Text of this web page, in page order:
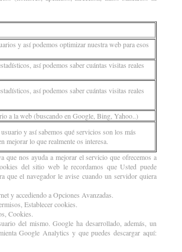
y así podemos optimizar nuestra web para esos
así podemos saber cuántas visitas reales
así podemos saber cuántas visitas reales
a la web (buscando en Google, Bing, Yahoo..)
y así sabemos qué servicios son los más
mejorar lo que realmente os interesa.
que nos ayuda a mejorar el servicio que ofrecemos a
del sitio web le recordamos que Usted puede
que el navegador le avise cuando un servidor quiera
y accediendo a Opciones Avanzadas.
Establecer cookies.
Cookies.
del mismo. Google ha desarrollado, además, un
Google Analytics y que puedes descargar aquí: